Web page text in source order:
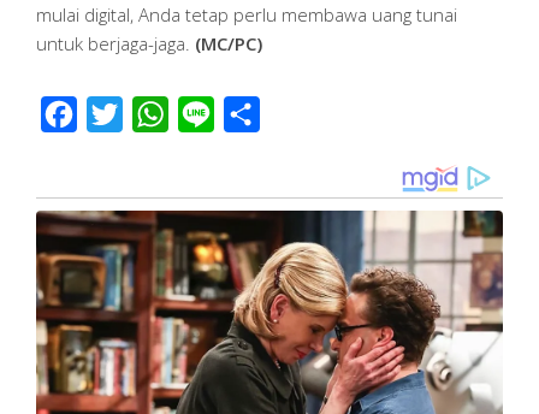
mulai digital, Anda tetap perlu membawa uang tunai
untuk berjaga-jaga. (MC/PC)
Facebook
Twitter WhatsApp
Line